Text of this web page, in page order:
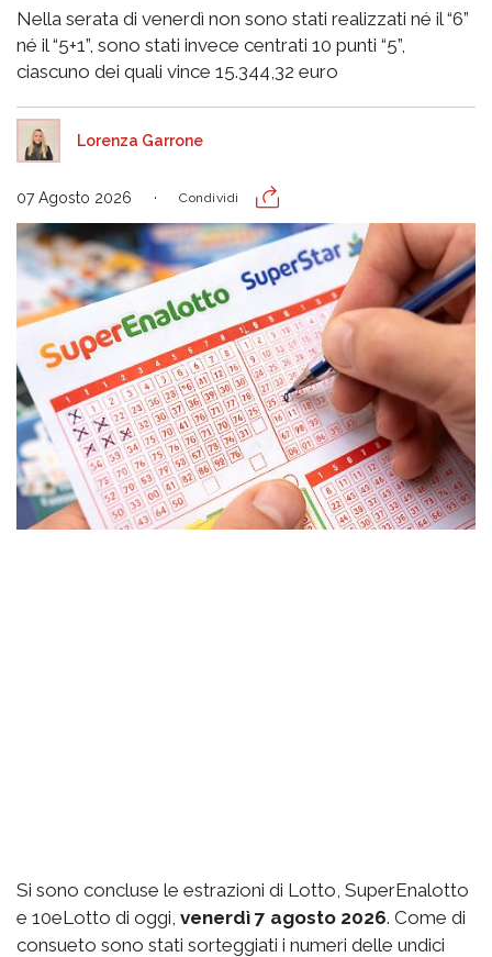
Nella serata di venerdì non sono stati realizzati né il “6”
né il “5+1”, sono stati invece centrati 10 punti “5”,
ciascuno dei quali vince 15.344,32 euro
Lorenza Garrone
07 Agosto 2026 Condividi
Si sono concluse le estrazioni di Lotto, SuperEnalotto
e 10eLotto di oggi, venerdì 7 agosto 2026. Come di
consueto sono stati sorteggiati i numeri delle undici